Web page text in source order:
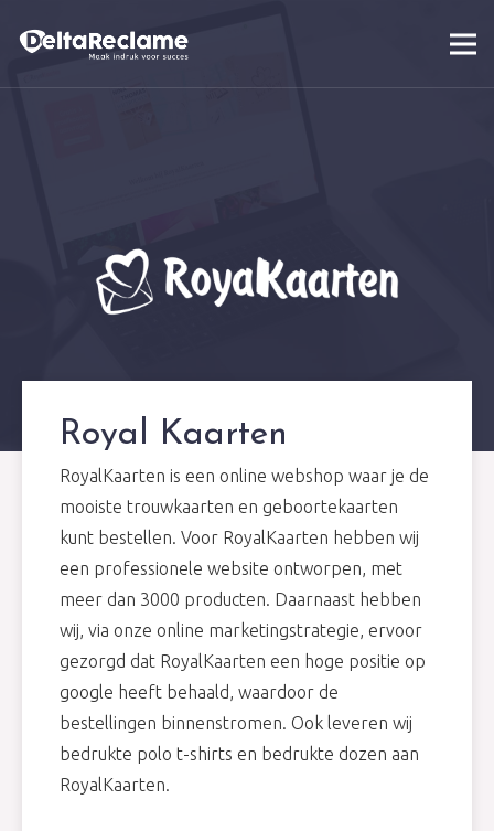
Royal Kaarten
RoyalKaarten is een online webshop waar je de
mooiste trouwkaarten en geboortekaarten
kunt bestellen. Voor RoyalKaarten hebben wij
een professionele website ontworpen, met
meer dan 3000 producten. Daarnaast hebben
wij, via onze online marketingstrategie, ervoor
gezorgd dat RoyalKaarten een hoge positie op
google heeft behaald, waardoor de
bestellingen binnenstromen. Ook leveren wij
bedrukte polo t-shirts en bedrukte dozen aan
RoyalKaarten.